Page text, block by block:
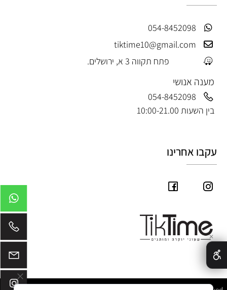
054-8452098
tiktime10@gmail.com
פתח תקווה 3 א, ירושלים.
מענה אנושי
054-8452098
בין השעות 10:00-21.00
עקבו אחרינו
✕